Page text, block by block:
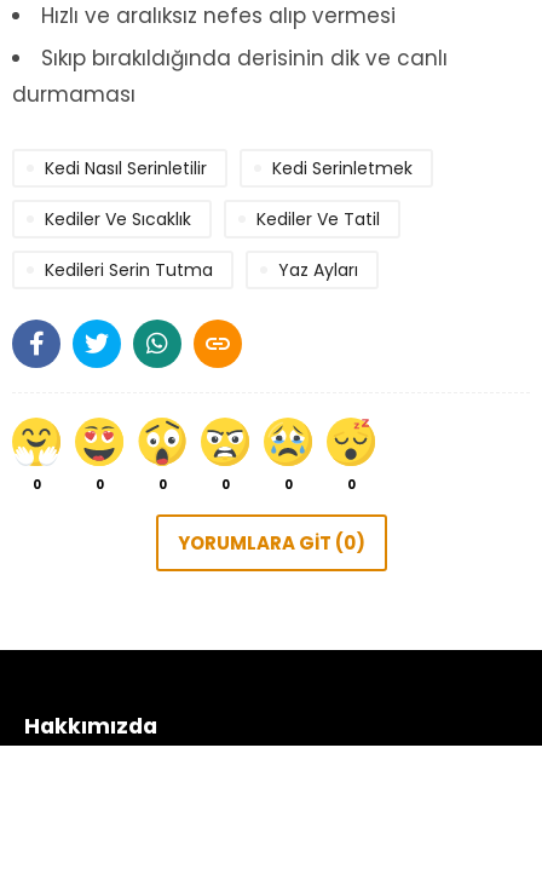

0 0 0 0 0 0
Hızlı ve aralıksız nefes alıp vermesi
Sıkıp bırakıldığında derisinin dik ve canlı
durmaması
Kedi Nasıl Serinletilir Kedi Serinletmek
Kediler Ve Sıcaklık Kediler Ve Tatil
Kedileri Serin Tutma Yaz Ayları
YORUMLARA GİT (0)
Hakkımızda